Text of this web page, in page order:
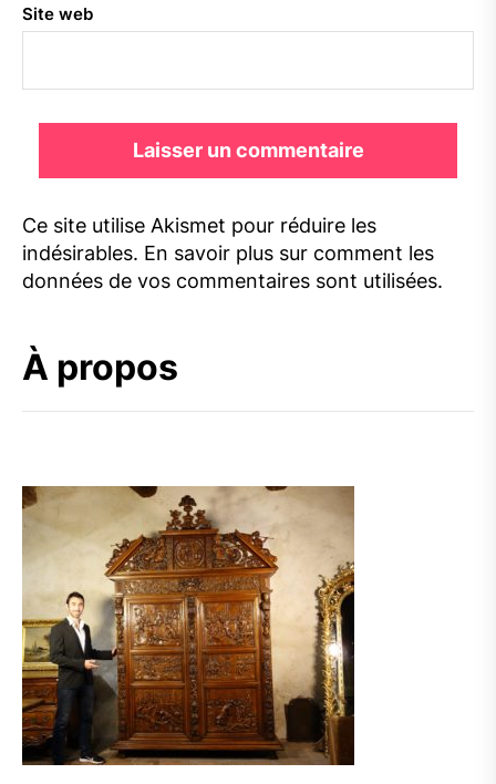
Site web
Ce site utilise Akismet pour réduire les
indésirables. En savoir plus sur comment les
données de vos commentaires sont utilisées.
À propos